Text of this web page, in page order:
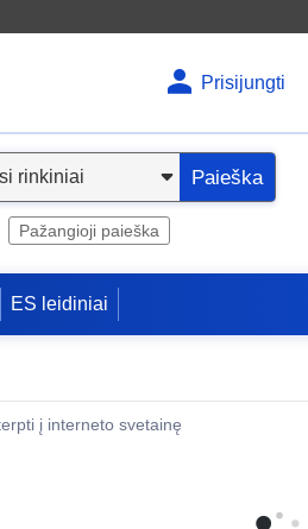
Prisijungti
Paieška
Pažangioji paieška
ES leidiniai
į interneto svetainę